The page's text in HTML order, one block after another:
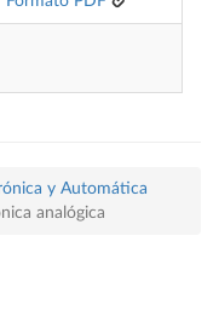
y Automática
analógica